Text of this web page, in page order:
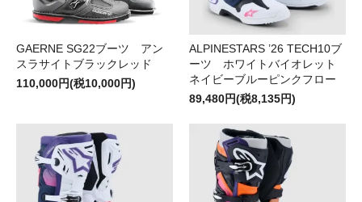
GAERNE SG22ブーツ アン
スラサイトブラックレッド
110,000円(税10,000円)
ALPINESTARS ’26 TECH10ブ
ーツ ホワイトバイオレット
ネイビーブルーピンクフロー
89,480円(税8,135円)